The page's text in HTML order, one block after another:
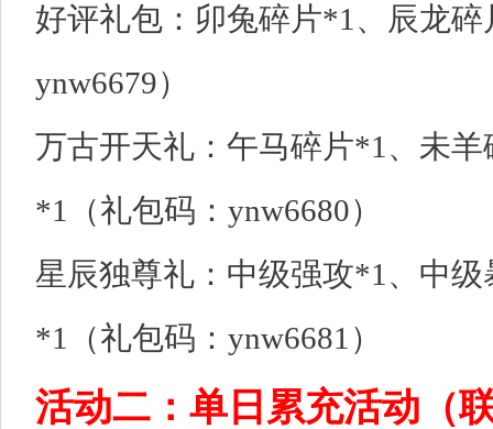
好评礼包：卯兔碎片*1、辰龙
ynw6679）
万古开天礼：午马碎片*1、未
*1（礼包码：ynw6680）
星辰独尊礼：中级强攻*1、中
*1（礼包码：ynw6681）
活动二：单日累充活动（